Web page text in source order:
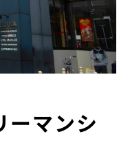
ーマンシ